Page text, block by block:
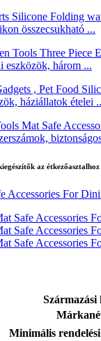
összecsukható ...
eszközök, három ...
háziállatok ételei
az étkezőasztalhoz
Származási
Minimális